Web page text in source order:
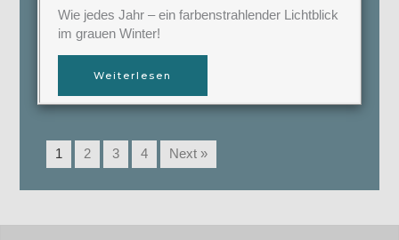
Wie jedes Jahr – ein farbenstrahlender Lichtblick
im grauen Winter!
Weiterlesen
1 2 3 4 Next »